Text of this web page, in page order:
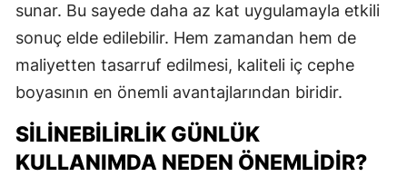
sunar. Bu sayede daha az kat uygulamayla etkili
sonuç elde edilebilir. Hem zamandan hem de
maliyetten tasarruf edilmesi, kaliteli iç cephe
boyasının en önemli avantajlarından biridir.
SILINEBILIRLIK GÜNLÜK
KULLANIMDA NEDEN ÖNEMLIDIR?